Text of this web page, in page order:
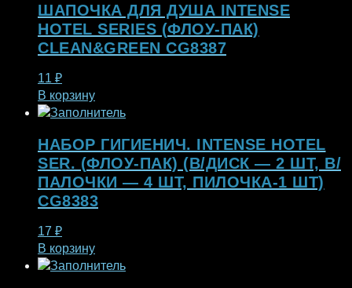
ШАПОЧКА ДЛЯ ДУША INTENSE
HOTEL SERIES (ФЛОУ-ПАК)
CLEAN&GREEN CG8387
11 ₽
В корзину
НАБОР ГИГИЕНИЧ. INTENSE HOTEL
SER. (ФЛОУ-ПАК) (В/ДИСК — 2 ШТ, В/
ПАЛОЧКИ — 4 ШТ, ПИЛОЧКА-1 ШТ)
CG8383
17 ₽
В корзину